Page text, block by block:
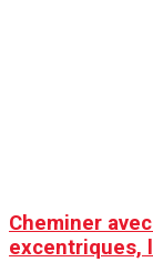
Cheminer
excentriques,